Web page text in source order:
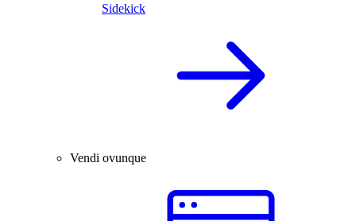
Sidekick
Vendi ovunque